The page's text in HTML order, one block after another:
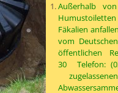
Außerhalb
Fäkalien
vom
öffentlichen
30 Telefon: